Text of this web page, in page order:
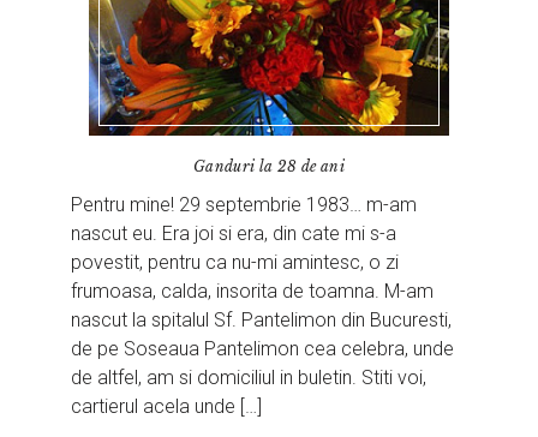
Ganduri la 28 de ani
Pentru mine! 29 septembrie 1983… m-am
nascut eu. Era joi si era, din cate mi s-a
povestit, pentru ca nu-mi amintesc, o zi
frumoasa, calda, insorita de toamna. M-am
nascut la spitalul Sf. Pantelimon din Bucuresti,
de pe Soseaua Pantelimon cea celebra, unde
de altfel, am si domiciliul in buletin. Stiti voi,
cartierul acela unde […]